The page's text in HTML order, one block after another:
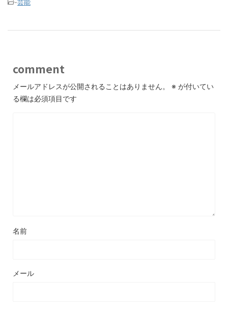
-芸能
comment
メールアドレスが公開されることはありません。 ※ が付いてい
る欄は必須項目です
名前
メール